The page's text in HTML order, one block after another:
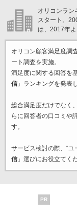
オリコンラン
スタート。
は、2017年よ
オリコン顧客満足度調
ート調査を実施。
満足度に関する回答を
信」ランキングを発表
総合満足度だけでなく
らに回答者の口コミや
す。
サービス検討の際、“ユ
信」選びにお役立てく
PR